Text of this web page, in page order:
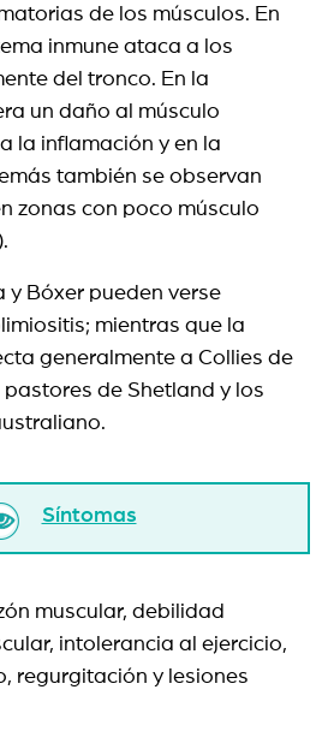
de los músculos. En
inmune ataca a los
del tronco. En la
un daño al músculo
la inflamación y en la
también se observan
zonas con poco músculo
y Bóxer pueden verse
mientras que la
generalmente a Collies de
de Shetland y los
Síntomas
muscular, debilidad
intolerancia al ejercicio,
regurgitación y lesiones